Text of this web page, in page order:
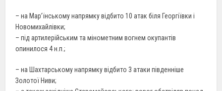
– на Мар’їнському напрямку відбито 10 атак біля Георгіївки і
Новомихайлівки;
– під артилерійським та мінометним вогнем окупантів
опинилося 4 н.п.;
– на Шахтарському напрямку відбито 3 атаки південніше
Золотої Ниви;